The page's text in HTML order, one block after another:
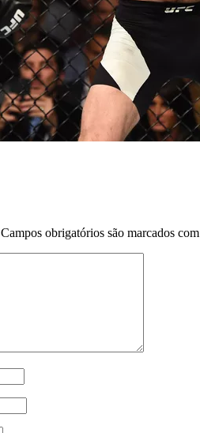
Campos obrigatórios são marcados com